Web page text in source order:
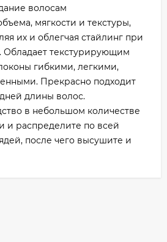
волосам
мягкости и текстуры,
их и облегчая стайлинг при
текстурирующим
гибкими, легкими,
Прекрасно подходит
длины волос.
в небольшом количестве
и распределите по всей
после чего высушите и